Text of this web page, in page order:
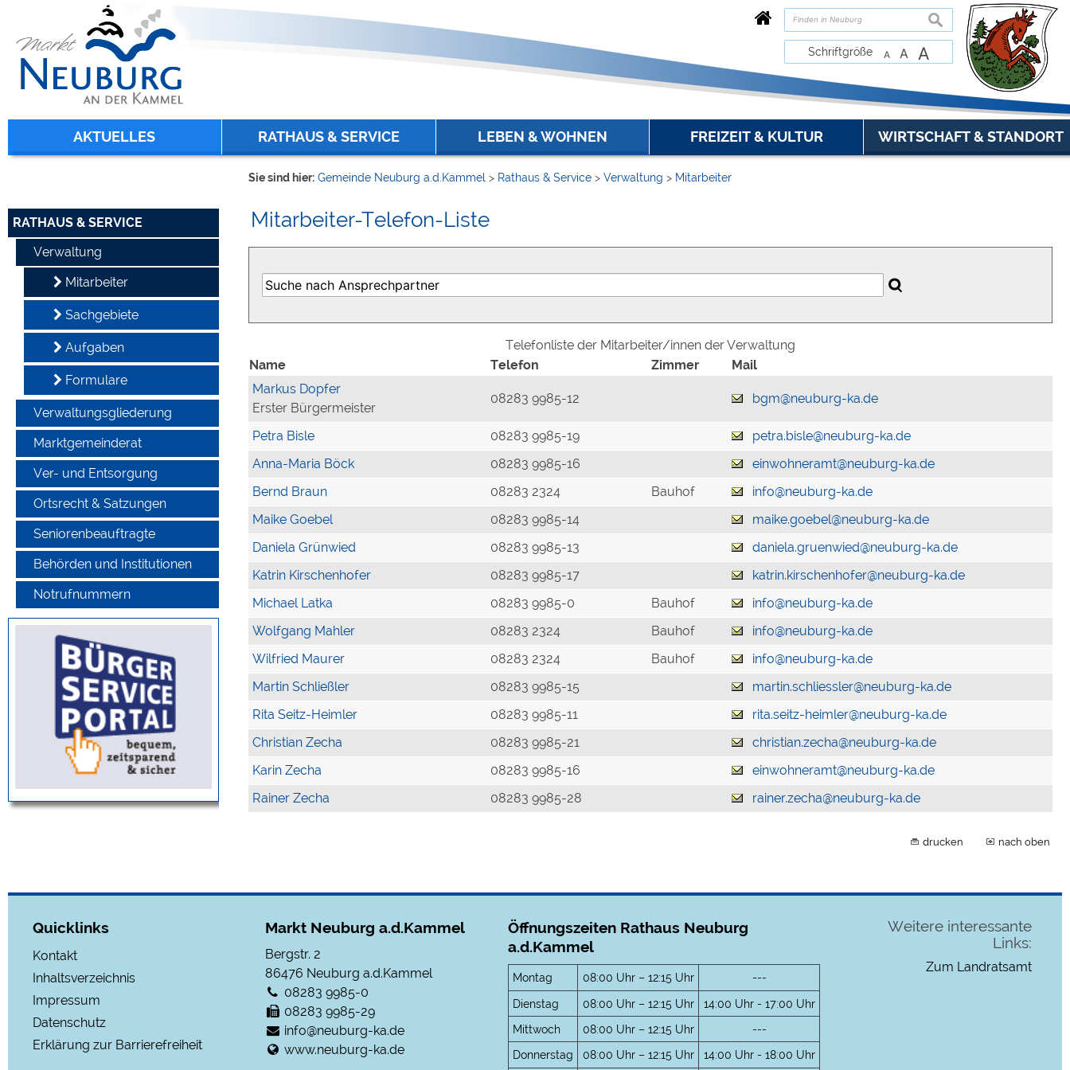
zur Navigation oder zur Startseitespringen.
suchen
Schriftgröße A A A
AKTUELLES RATHAUS & SERVICE LEBEN & WOHNEN FREIZEIT & KULTUR WIRTSCHAFT & STANDORT
RATHAUS & SERVICE
Verwaltung
Mitarbeiter
Sachgebiete
Aufgaben
Formulare
Verwaltungsgliederung
Marktgemeinderat
Ver- und Entsorgung
Ortsrecht & Satzungen
Seniorenbeauftragte
Behörden und Institutionen
Notrufnummern
Sie sind hier: Gemeinde Neuburg a.d.Kammel > Rathaus & Service > Verwaltung > Mitarbeiter
Mitarbeiter-Telefon-Liste
Telefonliste der Mitarbeiter/innen der Verwaltung
Name
Telefon Zimmer
Mail
Markus Dopfer
Erster Bürgermeister
08283 9985-12 bgm@neuburg-ka.de
Petra Bisle 08283 9985-19
petra.bisle@neuburg-ka.de
Anna-Maria Böck
08283 9985-16
einwohneramt@neuburg-ka.de
Bernd Braun
08283 2324 Bauhof
info@neuburg-ka.de
Maike Goebel
08283 9985-14
maike.goebel@neuburg-ka.de
Daniela Grünwied
08283 9985-13
daniela.gruenwied@neuburg-ka.de
Katrin Kirschenhofer
08283 9985-17
katrin.kirschenhofer@neuburg-ka.de
Michael Latka
08283 9985-0 Bauhof
info@neuburg-ka.de
Wolfgang Mahler
08283 2324 Bauhof
info@neuburg-ka.de
Wilfried Maurer
08283 2324 Bauhof
info@neuburg-ka.de
Martin Schließler
08283 9985-15
martin.schliessler@neuburg-ka.de
Rita Seitz-Heimler
08283 9985-11
rita.seitz-heimler@neuburg-ka.de
Christian Zecha
08283 9985-21
christian.zecha@neuburg-ka.de
Karin Zecha
08283 9985-16
einwohneramt@neuburg-ka.de
Rainer Zecha
08283 9985-28 rainer.zecha@neuburg-ka.de
drucken nach oben
Quicklinks
Kontakt
Inhaltsverzeichnis
Impressum
Datenschutz
Erklärung zur Barrierefreiheit
Markt Neuburg a.d.Kammel
Bergstr. 2
86476 Neuburg a.d.Kammel
08283 9985-0
08283 9985-29
info@neuburg-ka.de
www.neuburg-ka.de
Öffnungszeiten Rathaus Neuburg
a.d.Kammel
Montag 08:00 Uhr – 12:15 Uhr
---
Dienstag
08:00 Uhr – 12:15 Uhr
14:00 Uhr - 17:00 Uhr
Mittwoch
08:00 Uhr – 12:15 Uhr
---
Donnerstag
08:00 Uhr – 12:15 Uhr 14:00 Uhr - 18:00 Uhr
Weitere interessante
Links:
Zum Landratsamt